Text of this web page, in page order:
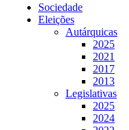
Sociedade
Eleições
Autárquicas
2025
2021
2017
2013
Legislativas
2025
2024